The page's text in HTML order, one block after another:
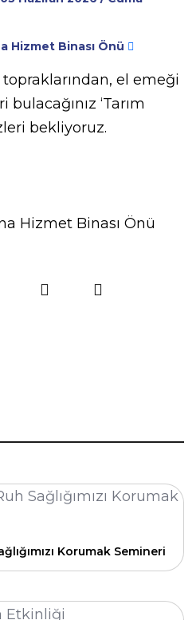
Hizmet Binası Önü
topraklarından, el emeği
‘Tarım
bekliyoruz.
Hizmet Binası Önü
Korumak Semineri